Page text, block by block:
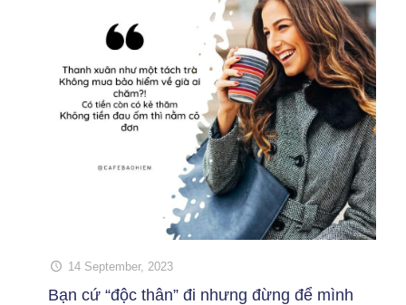
14 September, 2023
Bạn cứ “độc thân” đi nhưng đừng để mình